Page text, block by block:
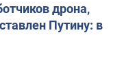
дрона,
Путину: в